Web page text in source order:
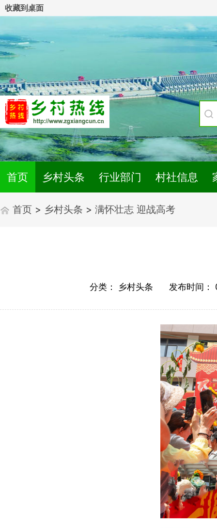
收藏到桌面
首页 乡村头条 行业部门 村社信息
首页 > 乡村头条 > 满怀壮志 迎战高考
分类： 乡村头条 发布时间：